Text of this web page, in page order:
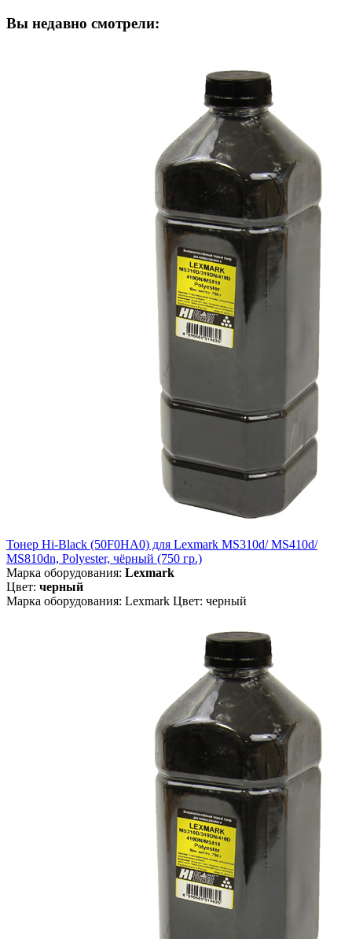
Вы недавно смотрели:
Тонер Hi-Black (50F0HA0) для Lexmark MS310d/ MS410d/
MS810dn, Polyester, чёрный (750 гр.)
Марка оборудования: Lexmark
Цвет: черный
Марка оборудования: Lexmark Цвет: черный